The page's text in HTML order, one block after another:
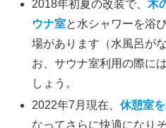
2018年初夏の改装で、木
ウナ室と水シャワーを浴
場があります（水風呂が
お、サウナ室利用の際に
しょう。
2022年7月現在、休憩室
なってさらに快適になりそ